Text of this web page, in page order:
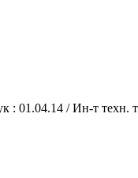
: 01.04.14 / Ин-т техн.